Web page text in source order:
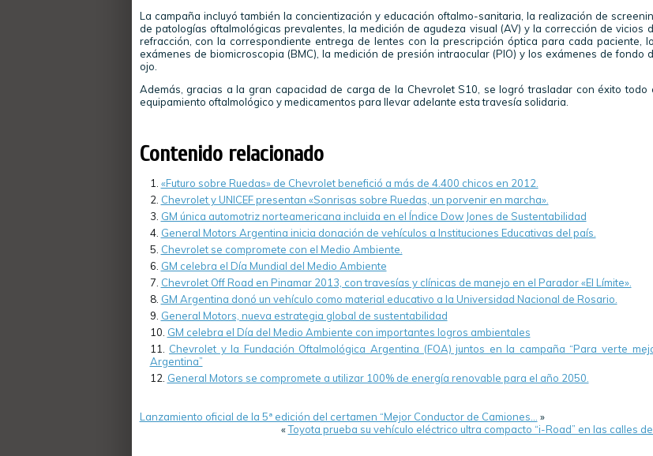
La campaña incluyó también la concientización y educación oftalmo-sanitaria, la realización de
de patologías oftalmológicas prevalentes, la medición de agudeza visual (AV) y la corrección de vicios
refracción, con la correspondiente entrega de lentes con la prescripción óptica para cada paciente,
exámenes de biomicroscopia (BMC), la medición de presión intraocular (PIO) y los exámenes de fondo
ojo.
Además, gracias a la gran capacidad de carga de la Chevrolet S10, se logró trasladar con éxito todo
equipamiento oftalmológico y medicamentos para llevar adelante esta travesía solidaria.
Contenido relacionado
«Futuro sobre Ruedas» de Chevrolet benefició a más de 4.400 chicos en 2012.
Chevrolet y UNICEF presentan «Sonrisas sobre Ruedas, un porvenir en marcha».
GM única automotriz norteamericana incluida en el Índice Dow Jones de Sustentabilidad
General Motors Argentina inicia donación de vehículos a Instituciones Educativas del país.
Chevrolet se compromete con el Medio Ambiente.
GM celebra el Día Mundial del Medio Ambiente
Chevrolet Off Road en Pinamar 2013, con travesías y clínicas de manejo en el Parador «El Límite».
GM Argentina donó un vehículo como material educativo a la Universidad Nacional de Rosario.
General Motors, nueva estrategia global de sustentabilidad
GM celebra el Día del Medio Ambiente con importantes logros ambientales
Chevrolet y la Fundación Oftalmológica Argentina (FOA) juntos en la campaña “Para verte
Argentina”
General Motors se compromete a utilizar 100% de energía renovable para el año 2050.
Lanzamiento oficial de la 5ª edición del certamen “Mejor Conductor de Camiones…
»
«Toyota prueba su vehículo eléctrico ultra compacto “i-Road” en las calles de…